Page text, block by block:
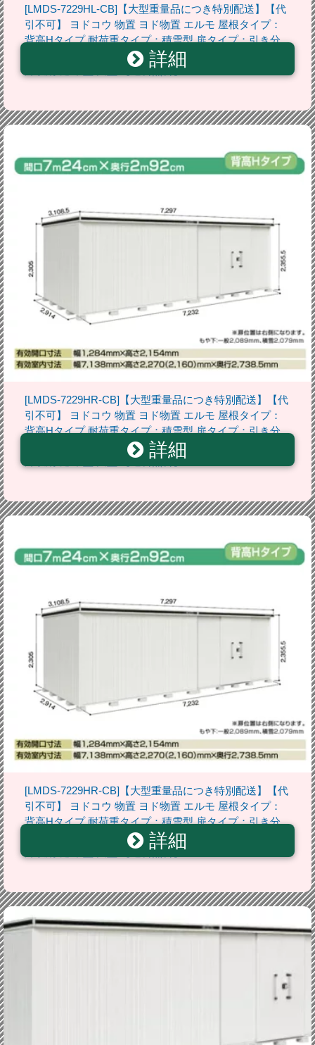
[LMDS-7229HL-CB]【大型重量品につき特別配送】【代
引不可】 ヨドコウ 物置 ヨド物置 エルモ 屋根タイプ：
背高Hタイプ 耐荷重タイプ：積雪型 扉タイプ：引き分
け戸(扉位置：左側） カシミヤベージュ 屋外 収納庫 屋
外収納 庭 中型 大型 【送料無料】
詳細
[LMDS-7229HR-CB]【大型重量品につき特別配送】【代
引不可】 ヨドコウ 物置 ヨド物置 エルモ 屋根タイプ：
背高Hタイプ 耐荷重タイプ：積雪型 扉タイプ：引き分
け戸(扉位置：右側） カシミヤベージュ 屋外 収納庫 屋
外収納 庭 中型 大型 【送料無料】
詳細
[LMDS-7229HR-CB]【大型重量品につき特別配送】【代
引不可】 ヨドコウ 物置 ヨド物置 エルモ 屋根タイプ：
背高Hタイプ 耐荷重タイプ：積雪型 扉タイプ：引き分
け戸(扉位置：右側） カシミヤベージュ 屋外 収納庫 屋
外収納 庭 中型 大型 【送料無料】
詳細